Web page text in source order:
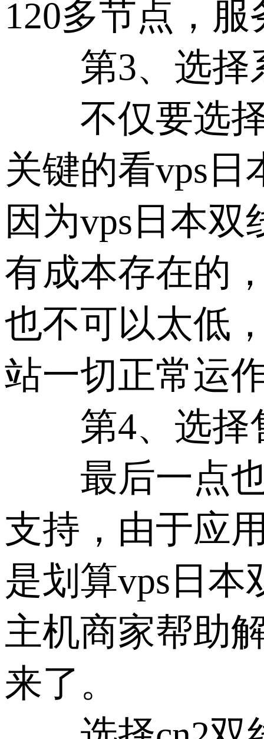
120多节点，
第3、选择
不仅要选择
关键的看vps
因为vps日本
有成本存在的
也不可以太低
站一切正常运
第4、选择
最后一点也
支持，由于应
是划算vps日
主机商家帮助
来了。